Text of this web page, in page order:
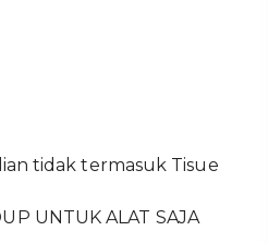
tidak termasuk Tisue
UNTUK ALAT SAJA